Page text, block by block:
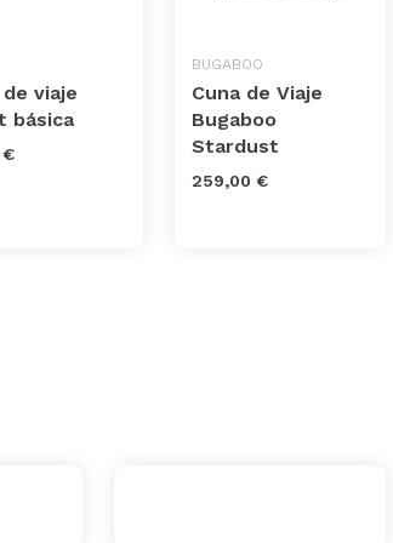
de viaje
básica
€
BUGABOO
Cuna de Viaje
Bugaboo
Stardust
259,00 €